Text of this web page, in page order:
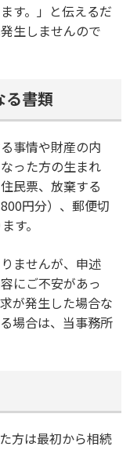
す。」と伝えるだ
生しませんので
る書類
事情や財産の内
った方の生まれ
民票、放棄する
円分）、郵便切
す。
ませんが、申述
にご不安があっ
が発生した場合な
場合は、当事務所
方は最初から相続